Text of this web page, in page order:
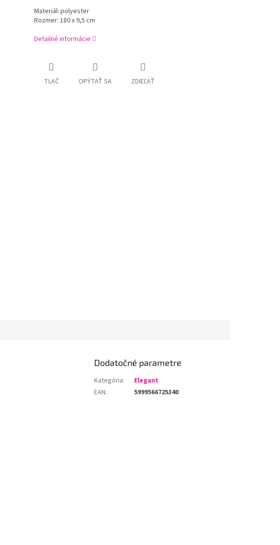
Materiál: polyester
Rozmer: 180 x 9,5 cm
Detailné informácie
TLAČ OPÝTAŤ SA ZDIEĽAŤ
Dodatočné parametre
Kategória:
Elegant
EAN: 5999566725340